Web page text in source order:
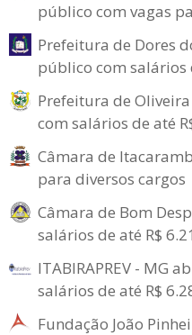
público com vagas
Prefeitura de Dores
público com salários
Prefeitura de
com salários de até
Câmara de
para diversos cargos
Câmara de Bom
salários de até R$
ITABIRAPREV - MG
salários de até R$
Fundação João